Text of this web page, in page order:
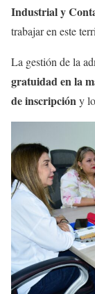
Industrial y
trabajar en este
La gestión de la
gratuidad en la
de inscripcióny